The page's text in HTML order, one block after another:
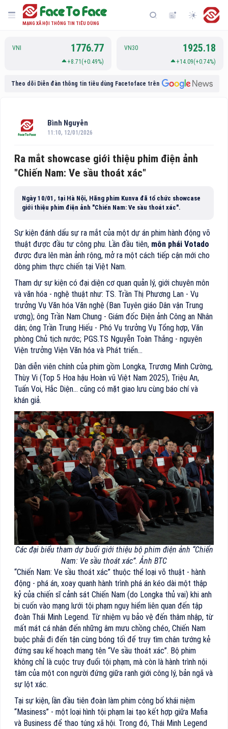
MẠNG XÃ HỘI THÔNG TIN TIÊU DÙNG
VNI 1776.77
+8.71(+0.49%)
VN30 1925.18
+14.09(+0.74%)
Theo dõi Diễn đàn thông tin tiêu dùng Facetoface trên
Bình Nguyễn
11:10, 12/01/2026
Ra mắt showcase giới thiệu phim điện ảnh
"Chiến Nam: Ve sầu thoát xác"
Ngày 10/01, tại Hà Nội, Hãng phim Kunva đã tổ chức showcase
giới thiệu phim điện ảnh "Chiến Nam: Ve sầu thoát xác".
Sự kiện đánh dấu sự ra mắt của một dự án phim hành động võ
thuật được đầu tư công phu. Lần đầu tiên, môn phái Votado
được đưa lên màn ảnh rộng, mở ra một cách tiếp cận mới cho
dòng phim thực chiến tại Việt Nam.
Tham dự sự kiện có đại diện cơ quan quản lý, giới chuyên môn
và văn hóa - nghệ thuật như: TS. Trần Thị Phương Lan - Vụ
trưởng Vụ Văn hóa Văn nghệ (Ban Tuyên giáo Dân vận Trung
ương); ông Trần Nam Chung - Giám đốc Điện ảnh Công an Nhân
dân; ông Trần Trung Hiếu - Phó Vụ trưởng Vụ Tổng hợp, Văn
phòng Chủ tịch nước; PGS.TS Nguyễn Toàn Thắng - nguyên
Viện trưởng Viện Văn hóa và Phát triển…
Dàn diễn viên chính của phim gồm Longka, Trương Minh Cường,
Thùy Vi (Top 5 Hoa hậu Hoàn vũ Việt Nam 2025), Triệu An,
Tuấn Voi, Hắc Diện… cũng có mặt giao lưu cùng báo chí và
khán giả.
Các đại biểu tham dự buổi giới thiệu bộ phim điện ảnh “Chiến
Nam: Ve sầu thoát xác”. Ảnh BTC
“Chiến Nam: Ve sầu thoát xác” thuộc thể loại võ thuật - hành
động - phá án, xoay quanh hành trình phá án kéo dài một thập
kỷ của chiến sĩ cảnh sát Chiến Nam (do Longka thủ vai) khi anh
bị cuốn vào mạng lưới tội phạm nguy hiểm liên quan đến tập
đoàn Thái Minh Legend. Từ nhiệm vụ bảo vệ đến thâm nhập, từ
mất mát cá nhân đến những âm mưu chồng chéo, Chiến Nam
buộc phải đi đến tận cùng bóng tối để truy tìm chân tướng kẻ
đứng sau kế hoạch mang tên “Ve sầu thoát xác”. Bộ phim
không chỉ là cuộc truy đuổi tội phạm, mà còn là hành trình nội
tâm của một con người đứng giữa ranh giới công lý, bản ngã và
sự lột xác.
Tại sự kiện, lần đầu tiên đoàn làm phim công bố khái niệm
“Masiness” - một loại hình tội phạm lai tạo kết hợp giữa Mafia
và Business để thao túng xã hội. Trong đó, Thái Minh Legend